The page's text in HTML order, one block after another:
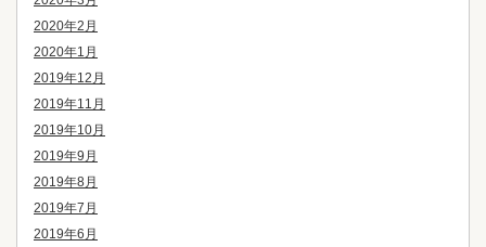
2020年2月
2020年1月
2019年12月
2019年11月
2019年10月
2019年9月
2019年8月
2019年7月
2019年6月